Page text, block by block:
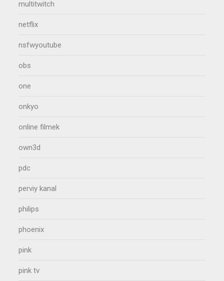
multitwitch
netflix
nsfwyoutube
obs
one
onkyo
online filmek
own3d
pdc
perviy kanal
philips
phoenix
pink
pink tv